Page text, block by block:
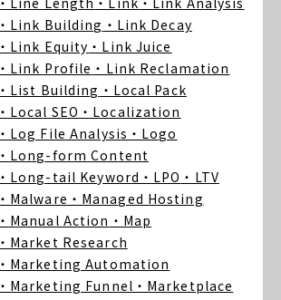
・Link Building ・Link Decay
・Link Equity ・Link Juice
・Link Profile ・Link Reclamation
・List Building ・Local Pack
・Local SEO ・Localization
・Log File Analysis ・Logo
・Long-form Content
・Long-tail Keyword ・LPO ・LTV
・Malware ・Managed Hosting
・Manual Action ・Map
・Market Research
・Marketing Automation
・Marketing Funnel ・Marketplace